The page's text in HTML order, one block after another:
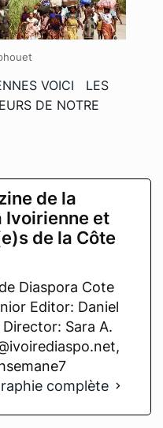
VOICI LES
DE NOTRE
de la
Ivoirienne et
de la Côte
Diaspora Cote
Editor: Daniel
Sara A.
complète